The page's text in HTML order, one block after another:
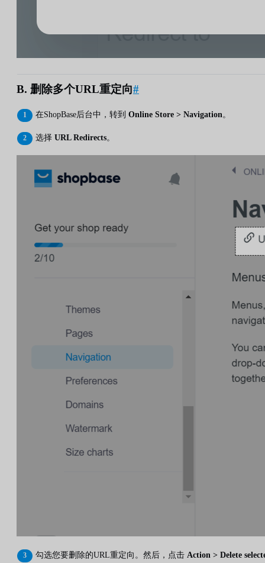
B. 删除多个URL重定向#
在ShopBase后台中，转到 Online Store > Navigation 。
选择 URL Redirects。
勾选您要删除的URL重定向。然后，点击 Action > Delete